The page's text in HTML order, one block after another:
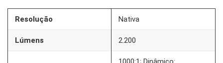
Resolução Nativa
Lúmens 2.200